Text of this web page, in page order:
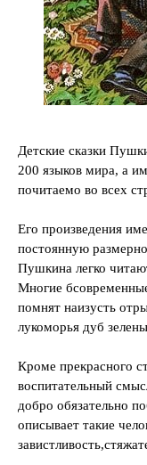
Детские сказки
200 языков мира, а
почитаемо во всех
Его произведения
постоянную
Пушкина легко
Многие
помнят наизусть
лукоморья дуб
Кроме прекрасного
воспитательный
добро обязательно
описывает такие